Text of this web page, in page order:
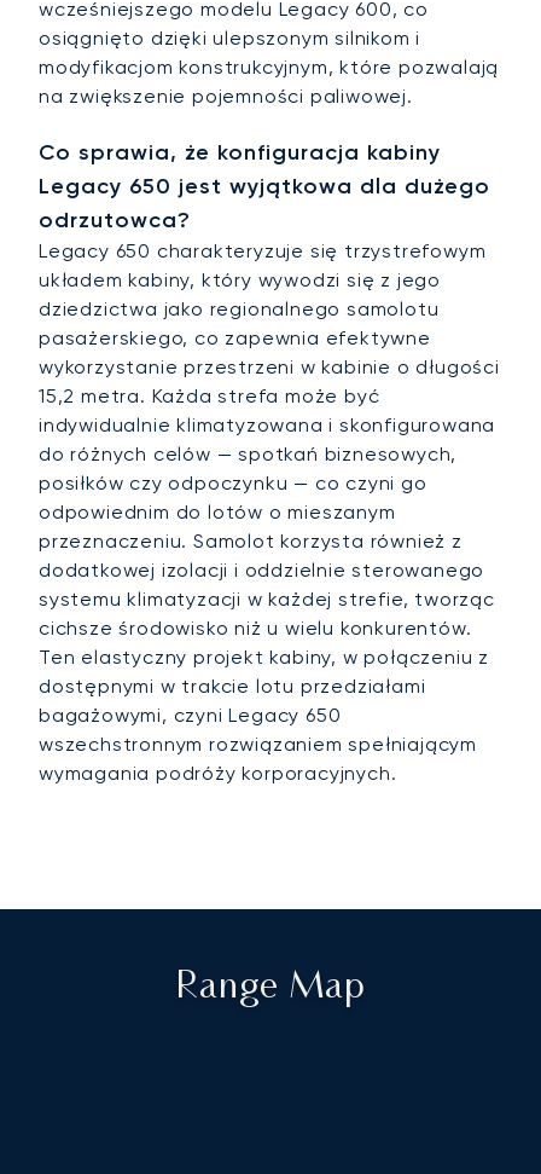
wcześniejszego modelu Legacy 600, co
osiągnięto dzięki ulepszonym silnikom i
modyfikacjom konstrukcyjnym, które pozwalają
na zwiększenie pojemności paliwowej.
Co sprawia, że konfiguracja kabiny
Legacy 650 jest wyjątkowa dla dużego
odrzutowca?
Legacy 650 charakteryzuje się trzystrefowym
układem kabiny, który wywodzi się z jego
dziedzictwa jako regionalnego samolotu
pasażerskiego, co zapewnia efektywne
wykorzystanie przestrzeni w kabinie o długości
15,2 metra. Każda strefa może być
indywidualnie klimatyzowana i skonfigurowana
do różnych celów — spotkań biznesowych,
posiłków czy odpoczynku — co czyni go
odpowiednim do lotów o mieszanym
przeznaczeniu. Samolot korzysta również z
dodatkowej izolacji i oddzielnie sterowanego
systemu klimatyzacji w każdej strefie, tworząc
cichsze środowisko niż u wielu konkurentów.
Ten elastyczny projekt kabiny, w połączeniu z
dostępnymi w trakcie lotu przedziałami
bagażowymi, czyni Legacy 650
wszechstronnym rozwiązaniem spełniającym
wymagania podróży korporacyjnych.
Range Map